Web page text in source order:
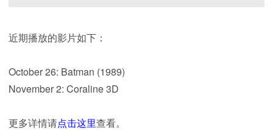
近期播放的影片如下：
October 26: Batman (1989)
November 2: Coraline 3D
更多详情请点击这里查看。